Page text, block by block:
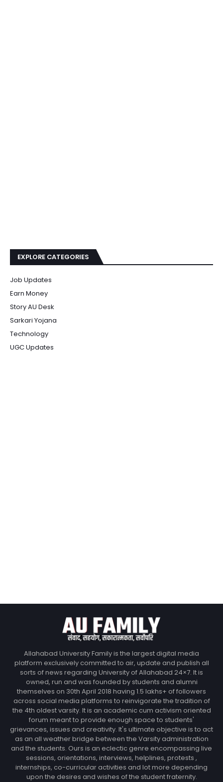
EXPLORE CATEGORIES
Job Updates
Earn Money
Story AU Desk
Sarkari Yojana
Technology
UGC Updates
Allahabad University Family is the largest digital media
platform exclusively committed to air, update and publish all
sorts of news regarding University of Allahabad 24×7. It is
owned, run and was founded by students and alumni
themselves on 30th April 2018 having 1.5 lakhs+ of followers
across social media platforms to reinvigorate the tradition of
the 4th oldest varsity. It is an academic cum activism oriented
forum meant to provide enough space to students'
grievances, issues and creativity. It's ultimate objective is to act
as an all weather bridge between the Varsity administration
and the students. Ours is an eclectic genre encompassing live
sessions, orientations, interviews, helplines, protests ,
internships, co-curricular activities and lot more depending
upon the desires and wishes of the student fraternity.